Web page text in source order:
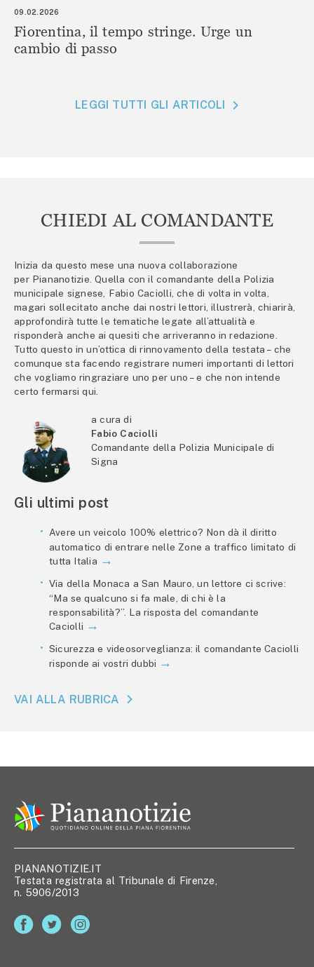
09.02.2026
Fiorentina, il tempo stringe. Urge un
cambio di passo
LEGGI TUTTI GLI ARTICOLI
CHIEDI AL COMANDANTE
Inizia da questo mese una nuova collaborazione
per Piananotizie. Quella con il comandante della Polizia
municipale signese, Fabio Caciolli, che di volta in volta,
magari sollecitato anche dai nostri lettori, illustrerà, chiarirà,
approfondirà tutte le tematiche legate all’attualità e
risponderà anche ai quesiti che arriveranno in redazione.
Tutto questo in un’ottica di rinnovamento della testata – che
comunque sta facendo registrare numeri importanti di lettori
che vogliamo ringraziare uno per uno – e che non intende
certo fermarsi qui.
a cura di
Fabio Caciolli
Comandante della Polizia Municipale di
Signa
Gli ultimi post
Avere un veicolo 100% elettrico? Non dà il diritto
automatico di entrare nelle Zone a traffico limitato di
tutta Italia
Via della Monaca a San Mauro, un lettore ci scrive:
“Ma se qualcuno si fa male, di chi è la
responsabilità?”. La risposta del comandante
Caciolli
Sicurezza e videosorveglianza: il comandante Caciolli
risponde ai vostri dubbi
VAI ALLA RUBRICA
PIANANOTIZIE.IT
Testata registrata al Tribunale di Firenze,
n. 5906/2013